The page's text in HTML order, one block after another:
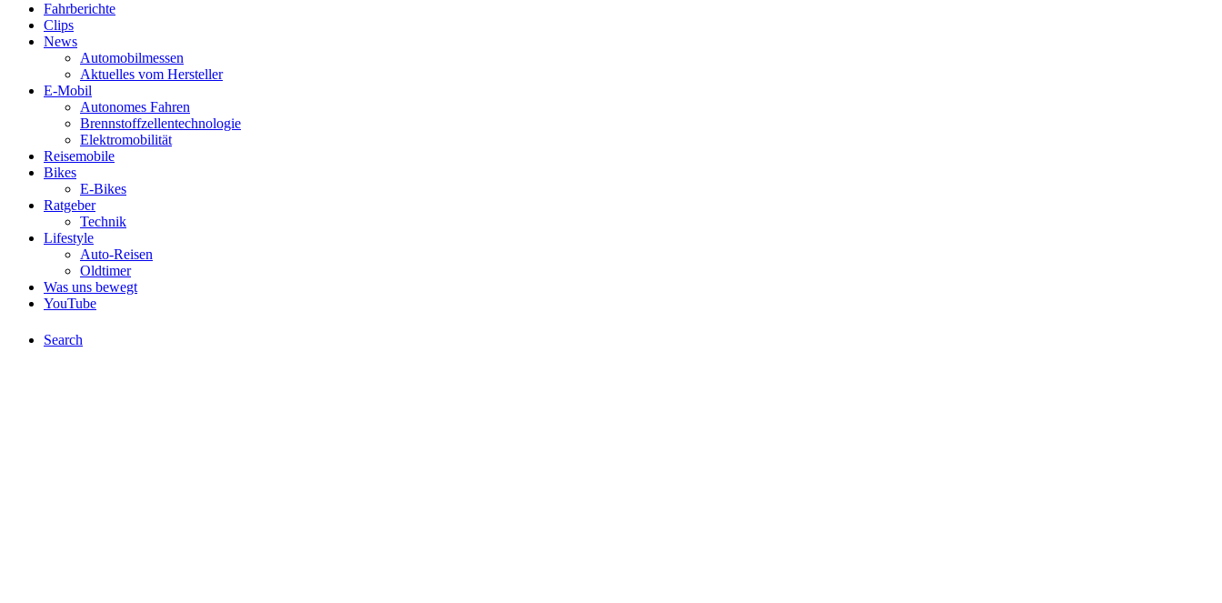
Fahrberichte
Clips
News
Automobilmessen
Aktuelles vom Hersteller
E-Mobil
Autonomes Fahren
Brennstoffzellentechnologie
Elektromobilität
Reisemobile
Bikes
E-Bikes
Ratgeber
Technik
Lifestyle
Auto-Reisen
Oldtimer
Was uns bewegt
YouTube
Search